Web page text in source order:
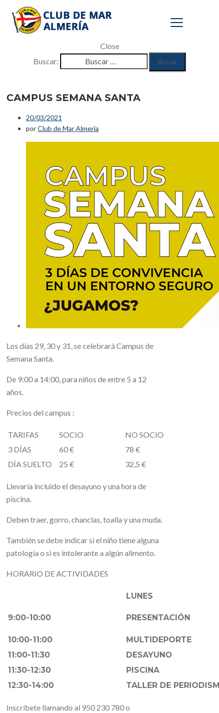
Close
Buscar:
SEMANA SANTA
Gimnasio
/
CAMPUS SEMANA SANTA
CAMPUS SEMANA SANTA
20/03/2021
porClub de Mar Almería
Los días 29, 30 y 31, se celebrará Campus de
Semana Santa.
De 9:00 a 14:00, para niños de entre 5 a 12
años.
Precios del campus :
TARIFAS SOCIO
NO SOCIO
3 DÍAS
60 €
78 €
DÍA SUELTO
25 € 32,5 €
Llevaría incluido el desayuno y una hora de
piscina.
Deben traer, gorro, chanclas, toalla y una muda.
También se debe indicar si el niño tiene alguna
patología o si es intolerante a algún alimento.
HORARIO DE ACTIVIDADES
LUNES
9:00-10:00 PRESENTACIÓN
10:00-11:00
MULTIDEPORTE
11:00-11:30
DESAYUNO
11:30-12:30
PISCINA
12:30-14:00
TALLER DE
Inscríbete llamando al 950 230 780 o